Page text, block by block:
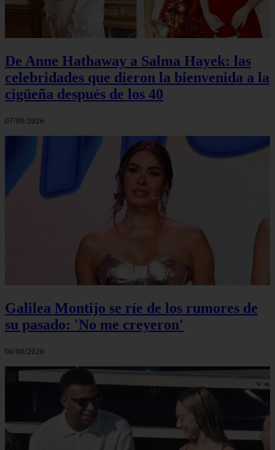
De Anne Hathaway a Salma Hayek: las
celebridades que dieron la bienvenida a la
cigüeña después de los 40
07/08/2026
Galilea Montijo se ríe de los rumores de
su pasado: 'No me creyeron'
06/08/2026